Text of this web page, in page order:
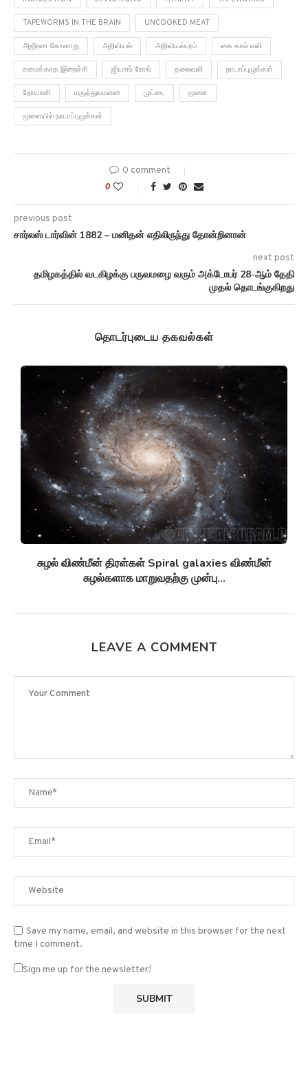
TAPEWORMS IN THE BRAIN UNCOOKED MEAT
அஜீரண கோளாறு அறிவியல் அறிவியல்புரம் கை கால் வலி
சமைக்காத இறைச்சி ஜியாங் ரோங் தலைவலி நாடாப்புழுக்கள்
நோயாளி மருத்துவமனை முட்டை மூளை
மூளையில் நாடாப்புழுக்கள்
0 comment
0
previous post
சார்லஸ் டார்வின் 1882 – மனிதன் எதிலிருந்து தோன்றினான்
next post
தமிழகத்தில் வடகிழக்கு பருவமழை வரும் அக்டோபர் 28-ஆம் தேதி
முதல் தொடங்குகிறது
தொடர்புடைய தகவல்கள்
சுழல் விண்மீன் திரள்கள் Spiral galaxies விண்மீன்
சுழல்களாக மாறுவதற்கு முன்பு...
LEAVE A COMMENT
Save my name, email, and website in this browser for the next
time I comment.
Sign me up for the newsletter!